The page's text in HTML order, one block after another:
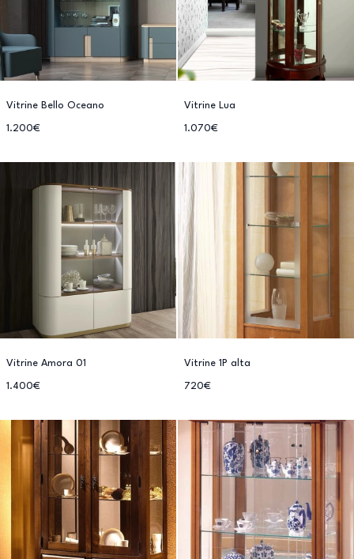
Vitrine Bello Oceano
1.200€
Vitrine Lua
1.070€
Vitrine Amora 01
1.400€
Vitrine 1P alta
720€